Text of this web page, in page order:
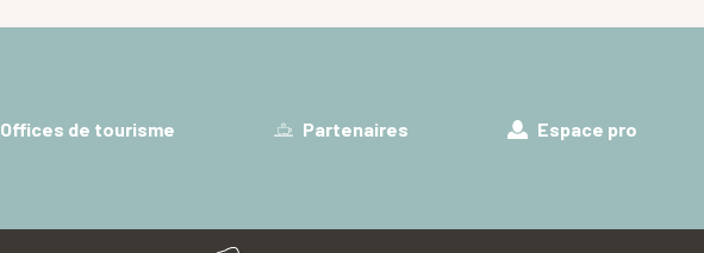
Offices de tourisme Partenaires Espace pro